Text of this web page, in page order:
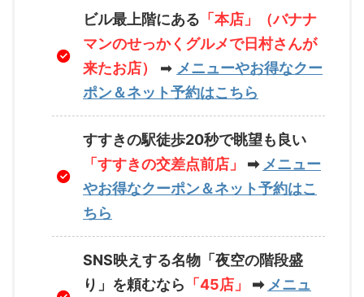
ビル最上階にある 「本店」（バナナ
マンのせっかくグルメで日村さんが
来たお店）
➡ メニューやお得なクー
ポン＆ネット予約はこちら
すすきの駅徒歩20秒で眺望も良い
「すすきの交差点前店」
➡ メニュー
やお得なクーポン＆ネット予約はこ
ちら
SNS映えする名物「夜空の階段盛
り」を頼むなら 「45店」 ➡ メニュ